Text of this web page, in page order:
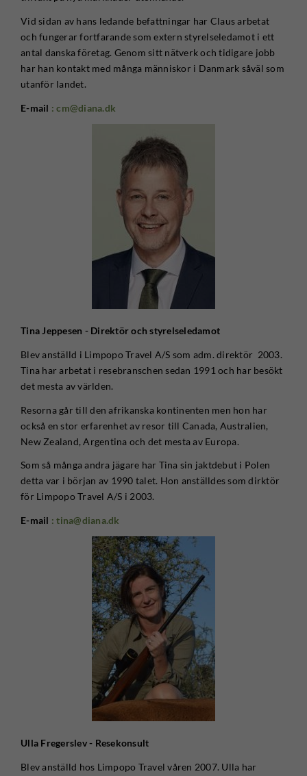
Vid sidan av hans ledande befattningar har Claus arbetat
och fungerar fortfarande som extern styrelseledamot i ett
antal danska företag. Genom sitt nätverk och tidigare jobb
har han kontakt med många människor i Danmark såväl som
utanför landet.
E-mail : cm@diana.dk
Tina Jeppesen - Direktör och styrelseledamot
Blev anställd i Limpopo Travel A/S som adm. direktör 2003.
Tina har arbetat i resebranschen sedan 1991 och har besökt
det mesta av världen.
Resorna går till den afrikanska kontinenten men hon har
också en stor erfarenhet av resor till Canada, Australien,
New Zealand, Argentina och det mesta av Europa.
Som så många andra jägare har Tina sin jaktdebut i Polen
detta var i början av 1990 talet. Hon anställdes som dirktör
för Limpopo Travel A/S i 2003.
E-mail : tina@diana.dk
Ulla Fregerslev - Resekonsult
Blev anställd hos Limpopo Travel våren 2007. Ulla har